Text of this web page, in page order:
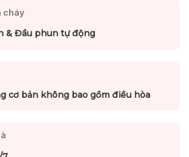
cháy
& Đầu phun tự động
cơ bản không bao gồm điều hòa